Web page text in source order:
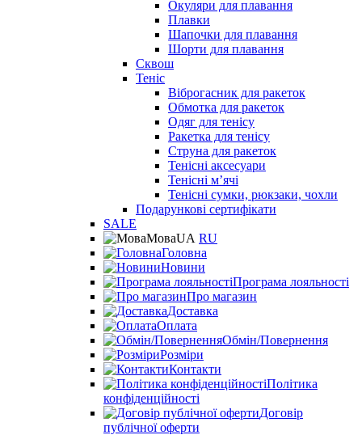
Окуляри для плавання
Плавки
Шапочки для плавання
Шорти для плавання
Сквош
Теніс
Віброгасник для ракеток
Обмотка для ракеток
Одяг для тенісу
Ракетка для тенісу
Струна для ракеток
Тенісні аксесуари
Тенісні мʼячі
Тенісні сумки, рюкзаки, чохли
Подарункові сертифікати
SALE
МоваUA RU
Головна
Новини
Програма лояльності
Про магазин
Доставка
Оплата
Обмін/Повернення
Розміри
Контакти
Політика
конфіденційності
Договір
публічної оферти